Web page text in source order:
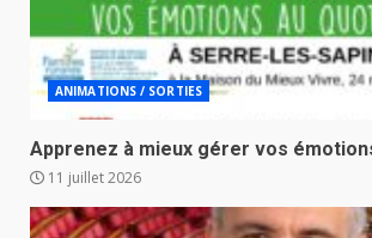
ANIMATIONS / SORTIES
Apprenez à mieux gérer vos
11 juillet 2026